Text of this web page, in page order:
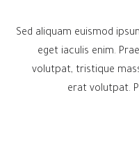
Sed aliquam euismod
eget iaculis enim.
volutpat, tristique
erat volutpat.